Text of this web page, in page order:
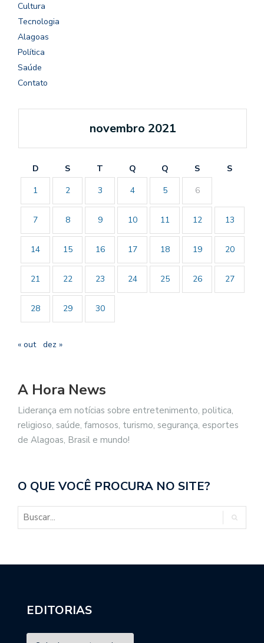
Cultura
Tecnologia
Alagoas
Política
Saúde
Contato
novembro 2021
D S T Q Q S
S
1
2 3 4 5 6
7 8 9 10 11 12 13
14 15 16 17 18 19 20
21 22 23 24 25 26 27
28 29 30
« out dez »
A Hora News
Liderança em notícias sobre entretenimento, politica,
religioso, saúde, famosos, turismo, segurança, esportes
de Alagoas, Brasil e mundo!
O QUE VOCÊ PROCURA NO SITE?
EDITORIAS